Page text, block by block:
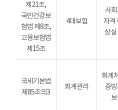
제21조,
국민건강보
험법 제8조,
고용보험법
제15조
4대보험
사
자격
상실
국세기본법
제85조의3
회계관리
회계
증